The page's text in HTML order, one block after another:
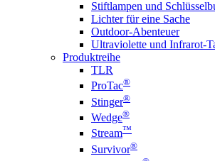
Stiftlampen und
Lichter für eine Sache
Outdoor-Abenteuer
Ultraviolette und Infrarot-
Produktreihe
TLR
ProTac®
Stinger®
Wedge®
Stream™
Survivor®